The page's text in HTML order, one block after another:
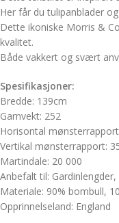
Her får du tulipanblader
Dette ikoniske Morris &
kvalitet.
Både vakkert og svært
Spesifikasjoner:
Bredde: 139cm
Garnvekt: 252
Horisontal
Vertikal mønsterrapport:
Martindale: 20 000
Anbefalt til:
Materiale: 90% bombull,
Opprinnelseland: England